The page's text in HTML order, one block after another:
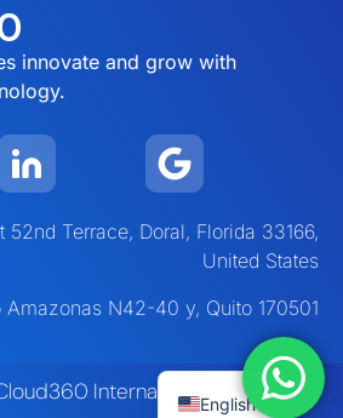
innovate and grow with
Terrace, Doral, Florida 33166,
United States
Amazonas N42-40 y, Quito 170501
Internacional Corp
English